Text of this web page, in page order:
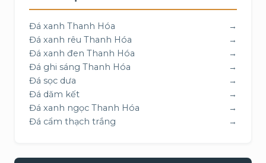
Đá xanh Thanh Hóa
→
Đá xanh rêu Thanh Hóa
→
Đá xanh đen Thanh Hóa
→
Đá ghi sáng Thanh Hóa
→
Đá sọc dưa
→
Đá dăm kết
→
Đá xanh ngọc Thanh Hóa
→
Đá cẩm thạch trắng
→